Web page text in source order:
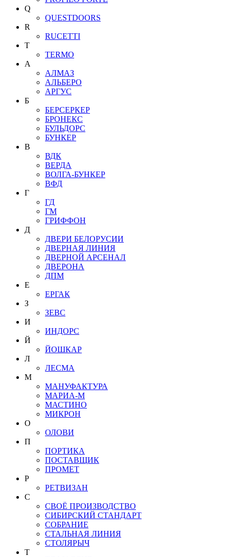
Q
QUESTDOORS
R
RUCETTI
T
TERMO
А
АЛМАЗ
АЛЬБЕРО
АРГУС
Б
БЕРСЕРКЕР
БРОНЕКС
БУЛЬДОРС
БУНКЕР
В
ВДК
ВЕРДА
ВОЛГА-БУНКЕР
ВФД
Г
ГД
ГМ
ГРИФФОН
Д
ДВЕРИ БЕЛОРУСИИ
ДВЕРНАЯ ЛИНИЯ
ДВЕРНОЙ АРСЕНАЛ
ДВЕРОНА
ДПМ
Е
ЕРГАК
З
ЗЕВС
И
ИНДОРС
Й
ЙОШКАР
Л
ЛЕСМА
М
МАНУФАКТУРА
МАРИА-М
МАСТИНО
МИКРОН
О
ОЛОВИ
П
ПОРТИКА
ПОСТАВЩИК
ПРОМЕТ
Р
РЕТВИЗАН
С
СВОЁ ПРОИЗВОДСТВО
СИБИРСКИЙ СТАНДАРТ
СОБРАНИЕ
СТАЛЬНАЯ ЛИНИЯ
СТОЛЯРЫЧ
Т